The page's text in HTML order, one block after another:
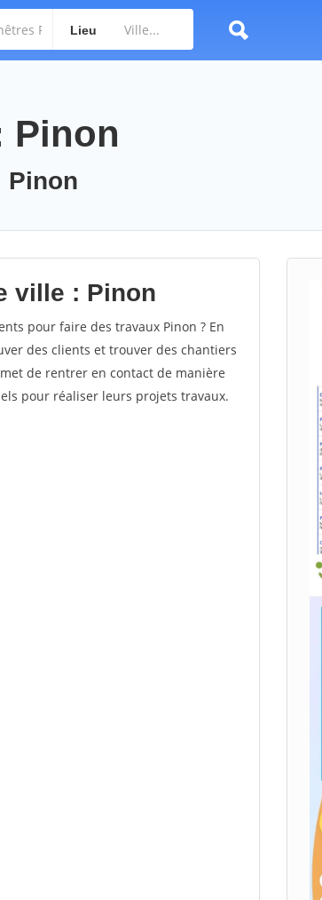
Lieu
Pinon
Pinon
ville : Pinon
pour faire des travaux Pinon ? En
des clients et trouver des chantiers
de rentrer en contact de manière
pour réaliser leurs projets travaux.